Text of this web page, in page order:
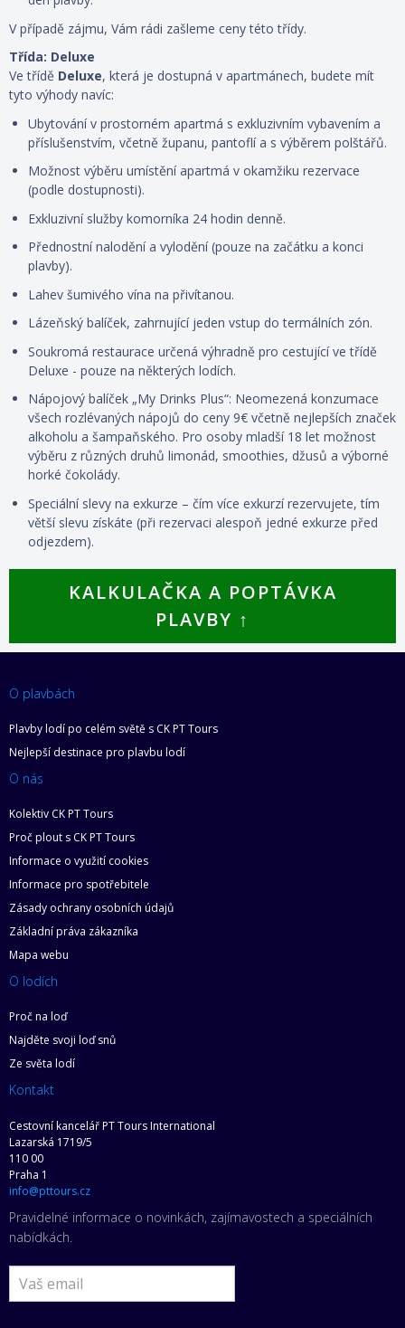
V případě zájmu, Vám rádi zašleme ceny této třídy.
Třída: Deluxe
Ve třídě Deluxe, která je dostupná v apartmánech, budete mít
tyto výhody navíc:
Ubytování v prostorném apartmá s exkluzivním vybavením a
příslušenstvím, včetně županu, pantoflí a s výběrem polštářů.
Možnost výběru umístění apartmá v okamžiku rezervace
(podle dostupnosti).
Exkluzivní služby komorníka 24 hodin denně.
Přednostní nalodění a vylodění (pouze na začátku a konci
plavby).
Lahev šumivého vína na přivítanou.
Lázeňský balíček, zahrnující jeden vstup do termálních zón.
Soukromá restaurace určená výhradně pro cestující ve třídě
Deluxe - pouze na některých lodích.
Nápojový balíček „My Drinks Plus“: Neomezená konzumace
všech rozlévaných nápojů do ceny 9€ včetně nejlepších značek
alkoholu a šampaňského. Pro osoby mladší 18 let možnost
výběru z různých druhů limonád, smoothies, džusů a výborné
horké čokolády.
Speciální slevy na exkurze – čím více exkurzí rezervujete, tím
větší slevu získáte (při rezervaci alespoň jedné exkurze před
odjezdem).
KALKULAČKA A POPTÁVKA
PLAVBY ↑
O plavbách
Plavby lodí po celém světě s CK PT Tours
Nejlepší destinace pro plavbu lodí
O nás
Kolektiv CK PT Tours
Proč plout s CK PT Tours
Informace o využití cookies
Informace pro spotřebitele
Zásady ochrany osobních údajů
Základní práva zákazníka
Mapa webu
O lodích
Proč na loď
Najděte svoji loď snů
Ze světa lodí
Kontakt
Cestovní kancelář PT Tours International
Lazarská 1719/5
110 00
Praha 1
info@pttours.cz
Pravidelné informace o novinkách, zajímavostech a speciálních
nabídkách.